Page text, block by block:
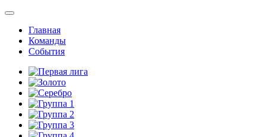
Главная
Команды
События